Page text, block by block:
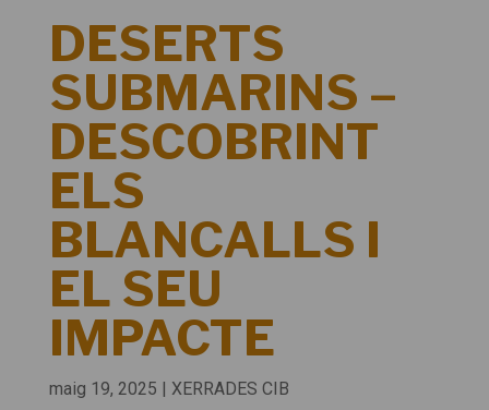
DESERTS
SUBMARINS –
DESCOBRINT
ELS
BLANCALLS I
EL SEU
IMPACTE
maig 19, 2025 | XERRADES CIB